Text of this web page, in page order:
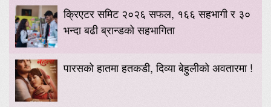
क्रिएटर समिट २०२६ सफल, १६६ सहभागी र ३०
भन्दा बढी ब्रान्डको सहभागिता
पारसको हातमा हतकडी, दिव्या बेहुलीको अवतारमा !